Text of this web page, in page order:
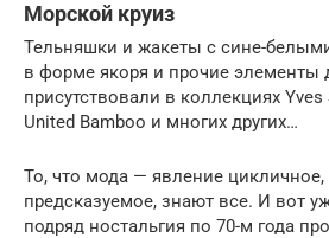
Морской круиз
Тельняшки и жакеты с сине-
в форме якоря и прочие элементы
присутствовали в коллекциях Yves
United Bamboo и многих других…
То, что мода — явление цикличное,
предсказуемое, знают все. И вот
подряд ностальгия по 70-м года